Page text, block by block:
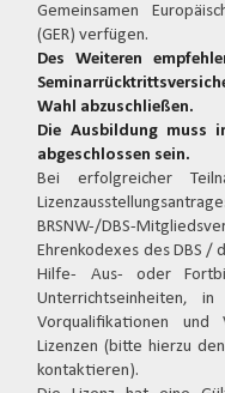
Gemeinsamen
(GER) verfügen.
Des Weiteren
Wahl abzuschließen.
Die Ausbildung muss
abgeschlossen sein.
Bei erfolgreicher
BRSNW-/DBS-
Ehrenkodexes des DBS /
Hilfe- Aus- oder
Unterrichtseinheiten,
Vorqualifikationen und
Lizenzen (bitte hierzu
kontaktieren).